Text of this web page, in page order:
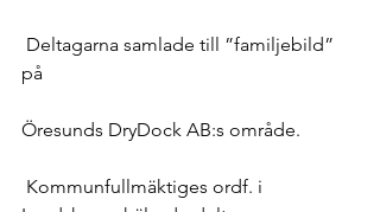
på
Öresunds DryDock AB:s område.